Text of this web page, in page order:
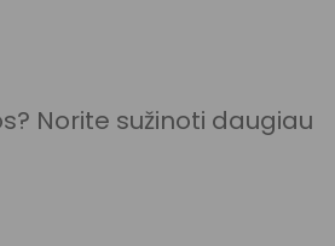
lietaus batai (mėlyni)
Norite sužinoti daugiau